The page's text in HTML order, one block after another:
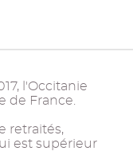
l'Occitanie
de France.
retraités,
est supérieur